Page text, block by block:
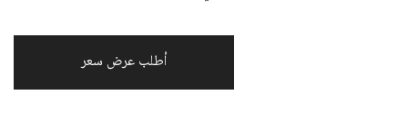
أطلب عرض سعر